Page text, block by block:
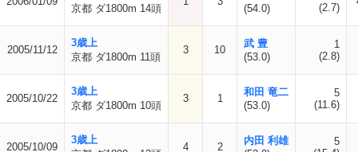
京都 ダ1800m 14頭
(54.0)
(2.7)
2005/11/12
3歳上
京都 ダ1800m 11頭
3 10
武 豊
(53.0)
1
(2.8)
2005/10/22
3歳上
京都 ダ1800m 10頭
3 1
和田 竜二
(53.0)
5
(11.6)
2005/10/09
3歳上
4 2
内田 利雄
5